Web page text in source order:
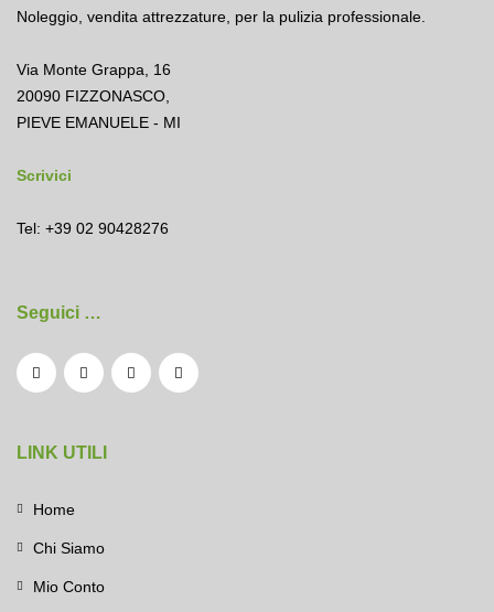
Noleggio vendita attrezzature per la pulizia professionale.
Via Monte Grappa, 16
20090 FIZZONASCO,
PIEVE EMANUELE - MI
Scrivici
Tel: +39 02 90428276
Seguici …
LINK UTILI
Home
Chi Siamo
Mio Conto